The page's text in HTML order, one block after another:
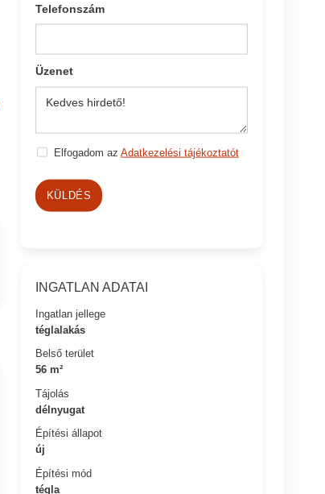
Telefonszám
Üzenet
Elfogadom az Adatkezelési tájékoztatót
KÜLDÉS
INGATLAN ADATAI
Ingatlan jellege
téglalakás
Belső terület
56 m²
Tájolás
délnyugat
Építési állapot
új
Építési mód
tégla